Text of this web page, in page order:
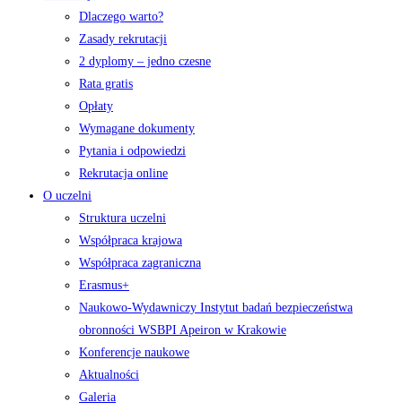
Dlaczego warto?
Zasady rekrutacji
2 dyplomy – jedno czesne
Rata gratis
Opłaty
Wymagane dokumenty
Pytania i odpowiedzi
Rekrutacja online
O uczelni
Struktura uczelni
Współpraca krajowa
Współpraca zagraniczna
Erasmus+
Naukowo-Wydawniczy Instytut badań bezpieczeństwa
obronności WSBPI Apeiron w Krakowie
Konferencje naukowe
Aktualności
Galeria